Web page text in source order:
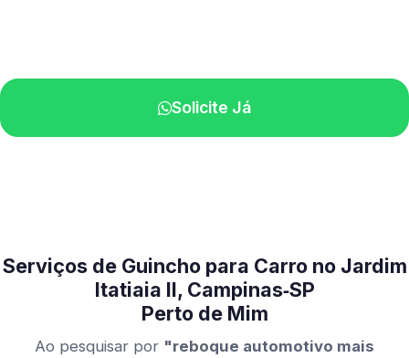
Solicite Já
Serviços de Guincho para Carro no Jardim
Itatiaia II, Campinas‑SP
Perto de Mim
Ao pesquisar por "reboque automotivo mais